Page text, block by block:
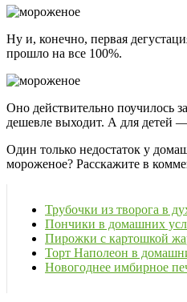
Ну и, конечно, первая
прошло на все 100%.
Оно действительно поучилось
дешевле выходит. А для детей
Один только недостаток у
мороженое? Расскажите в
Трубочки из творога в
Пончики в домашних
Пирожки с картошкой
Торт Наполеон в
Новогоднее имбирное